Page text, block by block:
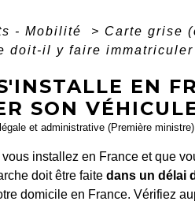
- Mobilité > Carte grise
doit-il y faire
EN
SON
et administrative (Première ministre)
installez en France et que
doit être faite dans un délai
domicile en France. Vérifiez